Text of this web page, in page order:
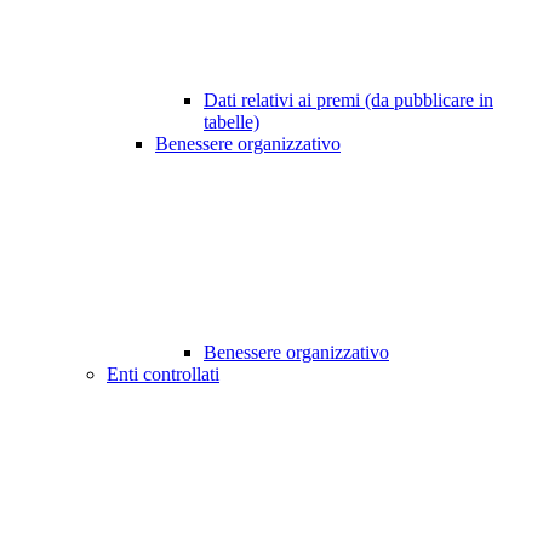
Dati relativi ai premi (da pubblicare in
tabelle)
Benessere organizzativo
Benessere organizzativo
Enti controllati